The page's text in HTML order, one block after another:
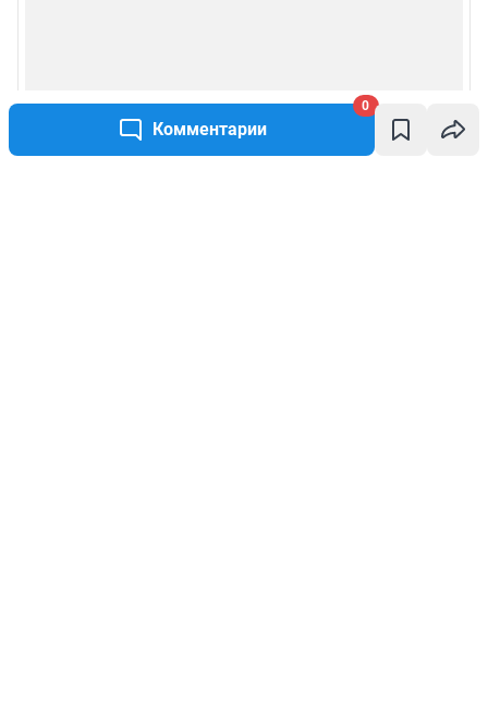
Комментарии
0